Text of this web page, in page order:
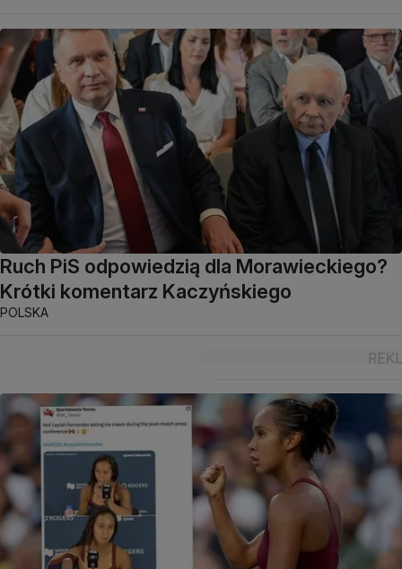
Ruch PiS odpowiedzią dla Morawieckiego?
Krótki komentarz Kaczyńskiego
POLSKA